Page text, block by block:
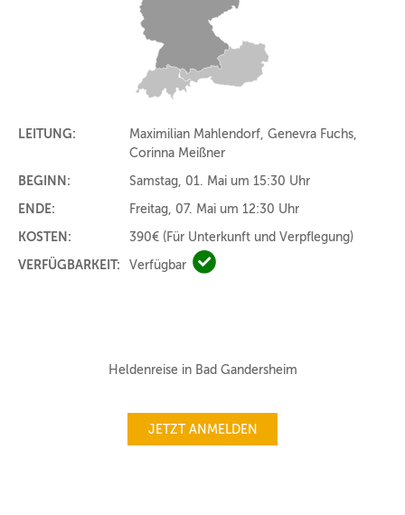
LEITUNG:
Maximilian Mahlendorf, Genevra Fuchs,
Corinna Meißner
BEGINN:
Samstag, 01. Mai um 15:30 Uhr
ENDE:
Freitag, 07. Mai um 12:30 Uhr
KOSTEN:
390€ (Für Unterkunft und Verpflegung)
VERFÜGBARKEIT:
Verfügbar Verfügbar
Heldenreise in Bad Gandersheim
JETZT ANMELDEN